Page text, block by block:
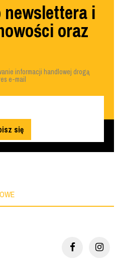
newslettera i
oraz
informacji handlowej drogą
e-mail
się